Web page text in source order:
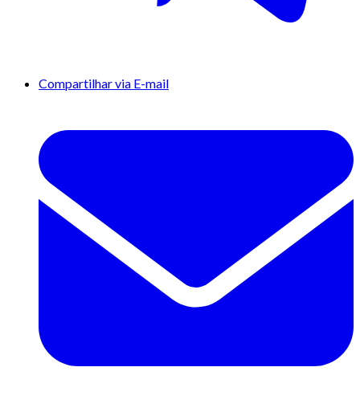
Compartilhar via E-mail